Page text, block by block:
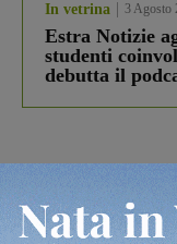
In vetrina 3 Agosto
Estra Notizie
studenti
debutta il
Più lette